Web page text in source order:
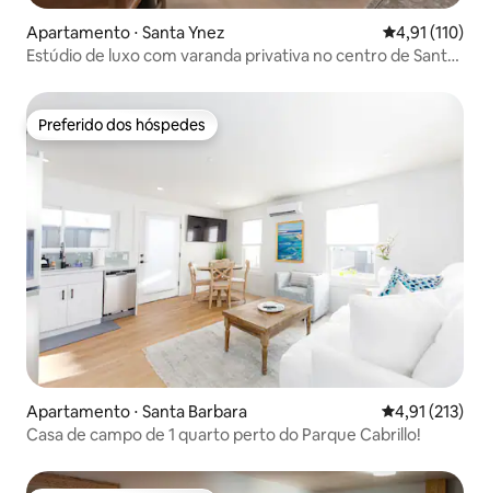
Apartamento ⋅ Santa Ynez 4,91 de uma
4,91 (110)
Estúdio de luxo com varanda privativa no centro de Santa
Preferido dos hóspedes
Preferido dos hóspedes
Apartamento ⋅ Santa Barbara 4,91 de uma
4,91 (213)
Casa de campo de 1 quarto perto do Parque Cabrillo!